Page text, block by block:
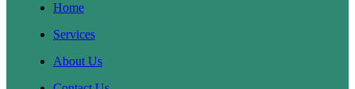
Home
Services
About Us